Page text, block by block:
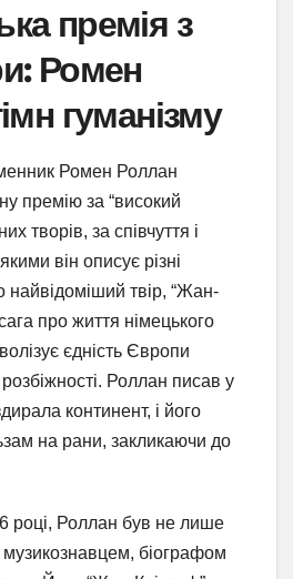
премія з
Ромен
гуманізму
Ромен Роллан
премію за “високий
творів, за співчуття і
він описує різні
найвідоміший твір, “Жан-
про життя німецького
єдність Європи
Роллан писав у
континент, і його
на рани, закликаючи до
році, Роллан був не лише
біографом